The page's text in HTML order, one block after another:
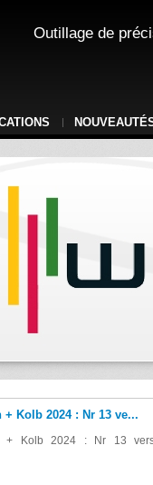
Outillage de
+ Kolb 2024 : Nr 13 ve...
+ Kolb 2024 : Nr 13
Kolb
& KOLB